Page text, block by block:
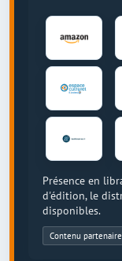
Présence en
d'édition, le
disponibles.
Contenu